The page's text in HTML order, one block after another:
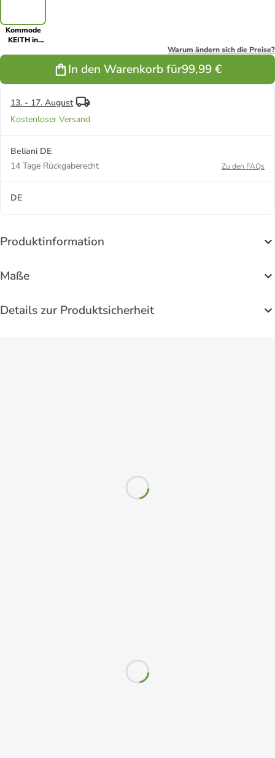
Kommode
KEITH in
48 x (H) 90 x
Warum ändern sich die Preise?
In den Warenkorb für99,99 €
13. - 17. August
Kostenloser Versand
Beliani DE
14 Tage Rückgaberecht
Zu den FAQs
DE
Produktinformation
Maße
Details zur Produktsicherheit